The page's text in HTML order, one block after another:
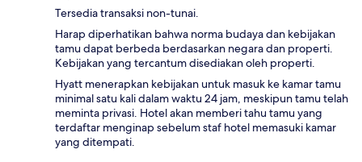
Tersedia transaksi non-tunai.
Harap diperhatikan bahwa norma budaya dan kebijakan
tamu dapat berbeda berdasarkan negara dan properti.
Kebijakan yang tercantum disediakan oleh properti.
Hyatt menerapkan kebijakan untuk masuk ke kamar tamu
minimal satu kali dalam waktu 24 jam, meskipun tamu telah
meminta privasi. Hotel akan memberi tahu tamu yang
terdaftar menginap sebelum staf hotel memasuki kamar
yang ditempati.